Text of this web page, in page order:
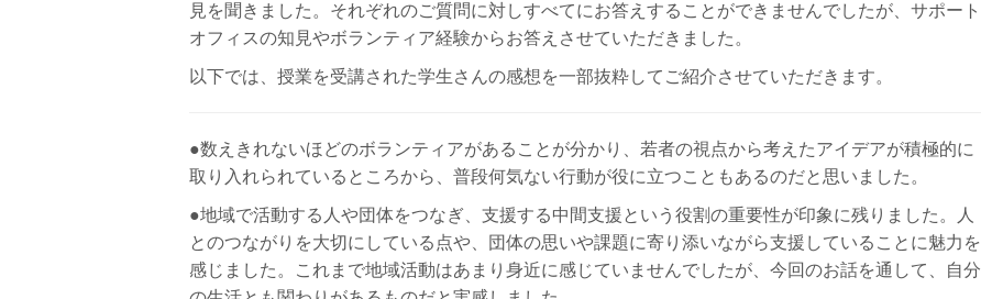
見を聞きました。それぞれのご質問に対しすべてにお答えすることができませんでしたが、サポート
オフィスの知見やボランティア経験からお答えさせていただきました。
以下では、授業を受講された学生さんの感想を一部抜粋してご紹介させていただきます。
●数えきれないほどのボランティアがあることが分かり、若者の視点から考えたアイデアが積極的に
取り⼊れられているところから、普段何気ない⾏動が役に⽴つこともあるのだと思いました。
●地域で活動する⼈や団体をつなぎ、⽀援する中間⽀援という役割の重要性が印象に残りました。
⼈
とのつながりを⼤切にしている点や、団体の思いや課題に寄り添いながら⽀援していることに魅⼒を
感じました。これまで地域活動はあまり⾝近に感じていませんでしたが、今回のお話を通して、⾃分